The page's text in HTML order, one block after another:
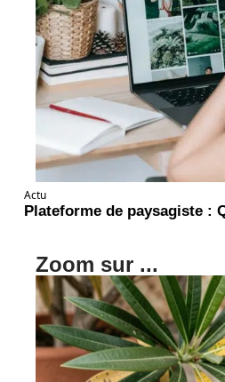
Actu
Plateforme de paysagiste :
Zoom sur ...